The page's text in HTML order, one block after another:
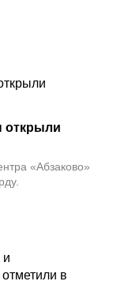
открыли
«Абзаково»